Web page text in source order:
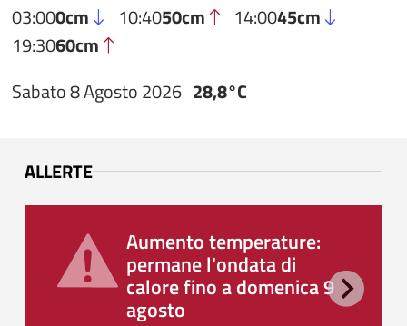
03:000cm 10:4050cm 14:0045cm
19:3060cm
Sabato 8 Agosto 2026 28,8°C
ALLERTE
Aumento temperature:
permane l'ondata di
calore fino a domenica 9
agosto